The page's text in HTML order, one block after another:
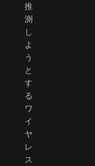
推
測
し
よ
う
と
す
る
ワ
イ
ヤ
レ
ス